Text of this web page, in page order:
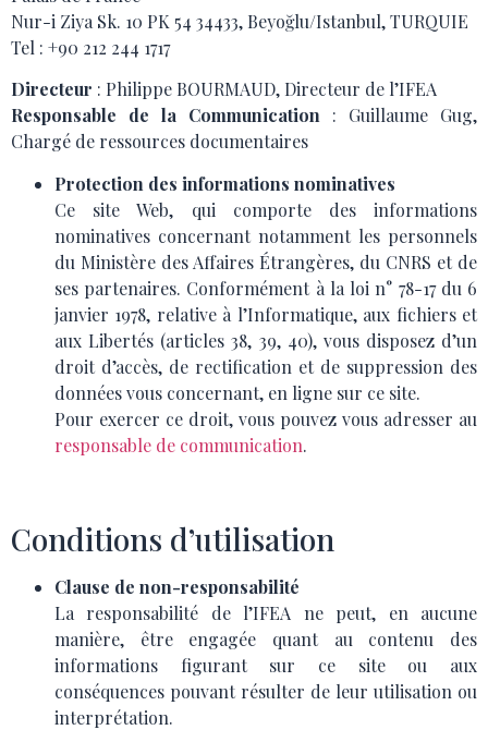
Nur-i Ziya Sk. 10 PK 54 34433, Beyoğlu/Istanbul, TURQUIE
Tel : +90 212 244 1717
Directeur : Philippe BOURMAUD, Directeur de l’IFEA
Responsable de la Communication : Guillaume Gug,
Chargé de ressources documentaires
Protection des informations nominatives
Ce site Web, qui comporte des informations
nominatives concernant notamment les personnels
du Ministère des Affaires Étrangères, du CNRS et de
ses partenaires. Conformément à la loi n° 78-17 du 6
janvier 1978, relative à l’Informatique, aux fichiers et
aux Libertés (articles 38, 39, 40), vous disposez d’un
droit d’accès, de rectification et de suppression des
données vous concernant, en ligne sur ce site.
Pour exercer ce droit, vous pouvez vous adresser au
responsable de communication.
Conditions d’utilisation
Clause de non-responsabilité
La responsabilité de l’IFEA ne peut, en aucune
manière, être engagée quant au contenu des
informations figurant sur ce site ou aux
conséquences pouvant résulter de leur utilisation ou
interprétation.